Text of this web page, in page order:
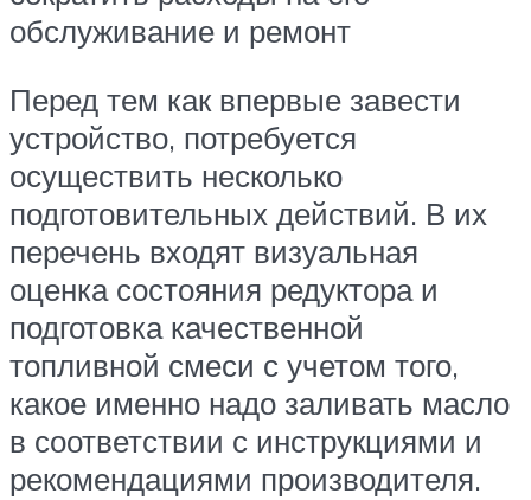
обслуживание и ремонт
Перед тем как впервые завести
устройство, потребуется
осуществить несколько
подготовительных действий. В их
перечень входят визуальная
оценка состояния редуктора и
подготовка качественной
топливной смеси с учетом того,
какое именно надо заливать масло
в соответствии с инструкциями и
рекомендациями производителя.